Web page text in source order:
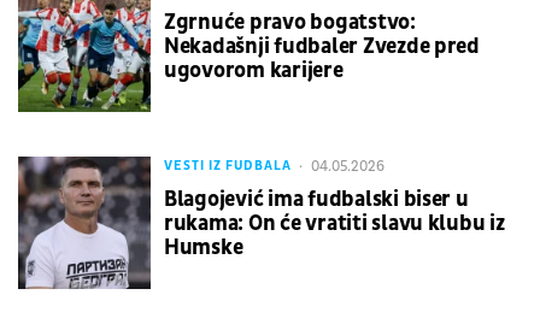
Zgrnuće pravo bogatstvo:
Nekadašnji fudbaler Zvezde pred
ugovorom karijere
VESTI IZ FUDBALA 04.05.2026
Blagojević ima fudbalski biser u
rukama: On će vratiti slavu klubu iz
Humske